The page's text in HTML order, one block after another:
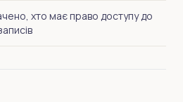
хто має право доступу до